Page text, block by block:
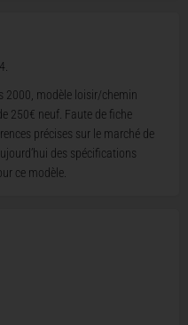
2000, modèle loisir/chemin
250€ neuf. Faute de fiche
précises sur le marché de
des spécifications
ce modèle.